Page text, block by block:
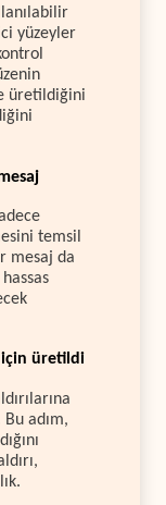
yüzeyler
üretildiğini
temsil
mesaj da
için üretildi
adım,